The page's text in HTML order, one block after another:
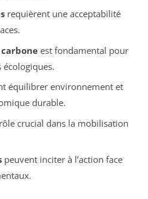
requièrent une acceptabilité
est fondamental pour
équilibrer environnement et
durable.
crucial dans la mobilisation
peuvent inciter à l’action face